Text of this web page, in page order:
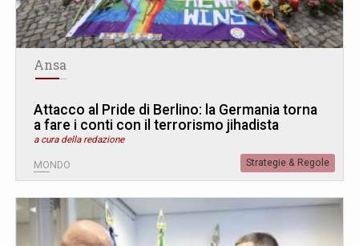
Ansa
Attacco al Pride di Berlino: la Germania torna
a fare i conti con il terrorismo jihadista
a cura della redazione
MONDO Strategie & Regole